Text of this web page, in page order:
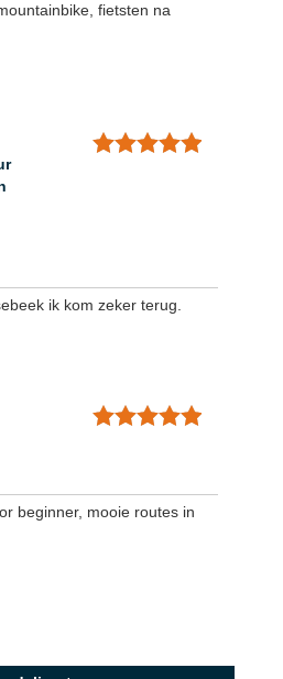
fietsten na
ik kom zeker terug.
beginner, mooie routes in